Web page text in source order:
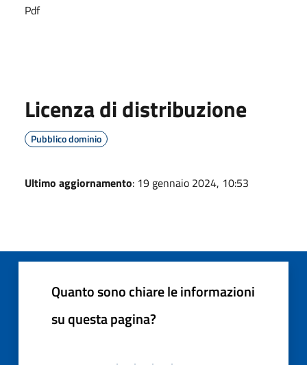
Pdf
Licenza di distribuzione
Pubblico dominio
Ultimo aggiornamento: 19 gennaio 2024, 10:53
Quanto sono chiare le informazioni
su questa pagina?